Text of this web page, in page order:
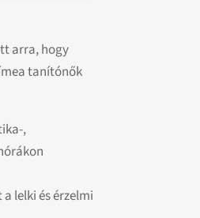
arra, hogy
tanítónők
,
lelki és érzelmi